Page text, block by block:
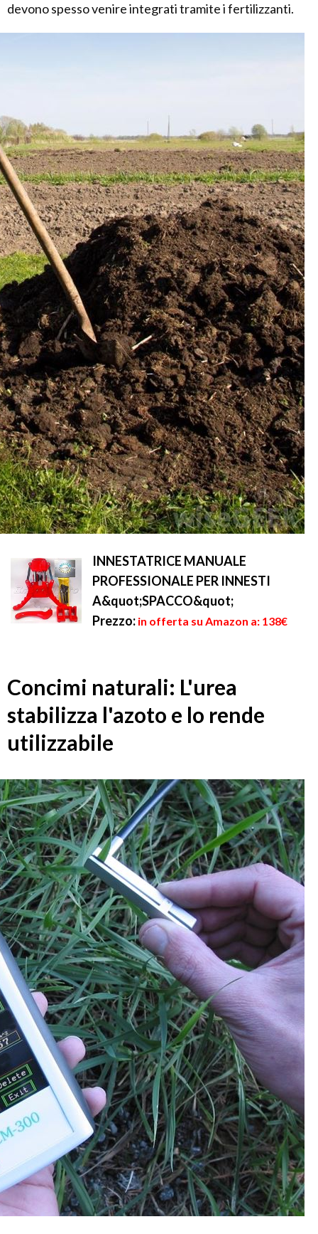
devono spesso venire integrati tramite i fertilizzanti.
INNESTATRICE MANUALE
PROFESSIONALE PER INNESTI
A&quot;SPACCO&quot;
Prezzo: in offerta su Amazon a: 138€
Concimi naturali: L'urea
stabilizza l'azoto e lo rende
utilizzabile